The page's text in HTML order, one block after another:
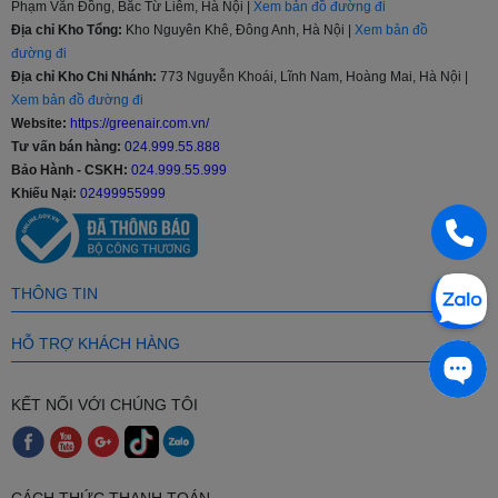
Tiết kiệm điện năng vượt trội với Inverter & Econo
Dòngđiều hòa Daikin 12000 BTU Invertertích hợp chế độ Econo
kết hợp cùng công nghệ
giúp nhận biết chuyển động người dùng, tự động điều chỉnh nhiệt
độ để tối ưu hóa điện năng tiêu thụ hàng tháng.
Hoạt động êm ái, bền bỉ chuẩn Nhật
Sử dụng máy nén dạng Swing độc quyền
, máy vận hành mượt
mà, không gây tiếng ồn ảnh hưởng tới giấc ngủ hay không gian làm
việc. Dàn tản nhiệt mạ lớp chống ăn mòn giúp máy chống chịu tốt
trước các tác động của thời tiết khắc nghiệt.
Các Dòng Điều Hòa Daikin 12000 BTU Phổ
Biến
Dòng
Sản
Phẩm
Đặc Điểm Nổi Bật
Phạm Văn Đồng, Bắc Từ Liêm, Hà Nội | Xem bản đồ đường đi
Địa chỉ Kho Tổng: Kho Nguyên Khê, Đông Anh, Hà Nội | Xem bản đồ
đường đi
Địa chỉ Kho Chi Nhánh: 773 Nguyễn Khoái, Lĩnh Nam, Hoàng Mai, Hà Nội |
Xem bản đồ đường đi
Website: https://greenair.com.vn/
Tư vấn bán hàng: 024.999.55.888
Bảo Hành - CSKH: 024.999.55.999
Khiếu Nại: 02499955999
THÔNG TIN
HỖ TRỢ KHÁCH HÀNG
KẾT NỐI VỚI CHÚNG TÔI